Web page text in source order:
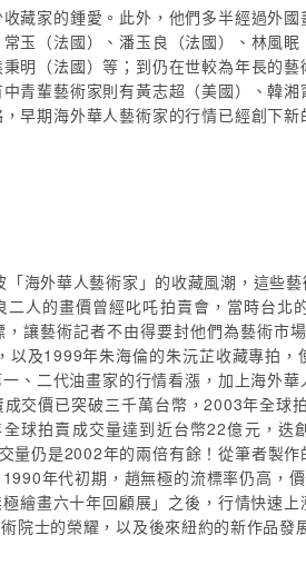
藏家的鍾愛。此外，他們多半經過外
玉（法國）、潘玉良（法國）、林風
（法國）等；到仍在世較為年長的
輩藝術家則有黃志超（美國）、韓
早期海外華人藝術家的行情已經創下
海外華人藝術家」的收藏風潮，這些
人的畫價曾經叱吒拍賣會，當時台北
讓藝術記者不由得要封他們為藝術市
及1999年朱海倫的朱沅芷收藏專拍
、二代油畫家的行情看漲，加上海外
交價已突破三千萬台幣，2003年全球
球拍賣成交量達到近台幣22億元，迭
量仍是2002年的兩倍有餘！從筆者製
年代初期，趙無極的流標率仍高，
繪畫六十年回顧展」之後，行情快速
院士的榮耀，以及後來紐約的新作品發